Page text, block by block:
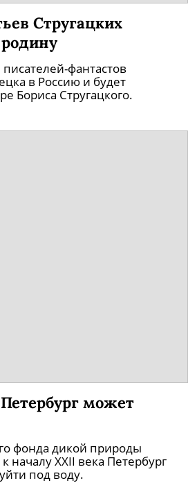
Стругацких
фантастов
в Россию и будет
Бориса Стругацкого.
может
фонда дикой природы
началу XXII века Петербург
под воду.